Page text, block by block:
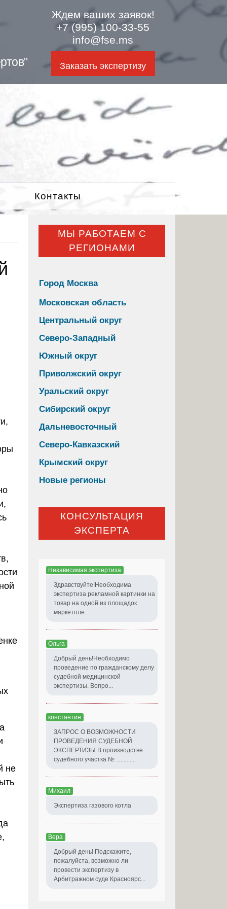
Ждем ваших заявок!
+7 (995) 100-33-55
info@fse.ms
Заказать экспертизу
Контакты
не
МЫ РАБОТАЕМ С
РЕГИОНАМИ
Город Москва
Московская область
Центральный округ
Северо-Западный
Южный округ
Приволжский округ
Уральский округ
Сибирский округ
Дальневосточный
Северо-Кавказский
Крымский округ
Новые регионы
КОНСУЛЬТАЦИЯ
ЭКСПЕРТА
Независимая экспертиза
Здравствуйте!Необходима
экспертиза рекламной картинки на
товар на одной из площадок
маркетпле...
Ольга
Добрый день!Необходимо
проведение по гражданскому делу
судебной медицинской
экспертизы. Вопро...
константин
ЗАПРОС О ВОЗМОЖНОСТИ
ПРОВЕДЕНИЯ СУДЕБНОЙ
ЭКСПЕРТИЗЫ В производстве
судебного участка № .............
Михаил
Экспертиза газового котла
Вера
Добрый день! Подскажите,
пожалуйста, возможно ли
провести экспертизу в
Арбитражном суде Красноярс...